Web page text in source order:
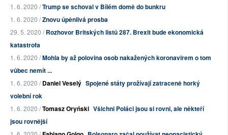
1. 6. 2020 /Trump se schoval v Bílém domě do bunkru
1. 6. 2020 /Znovu úpěnlivá prosba
29. 5. 2020 /Rozhovor Britských listů 287. Brexit bude ekonomická
katastrofa
1. 6. 2020 /Mohla by až polovina osob nakažených koronavirem o tom
vůbec nemít ...
1. 6. 2020 /Daniel Veselý Spojené státy prožívají zatraceně horký
volební rok
1. 6. 2020 /Tomasz Oryński Všichni Poláci jsou si rovni, ale někteří
jsou rovnější